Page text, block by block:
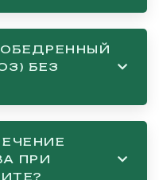
БЕЗ
ПРИ